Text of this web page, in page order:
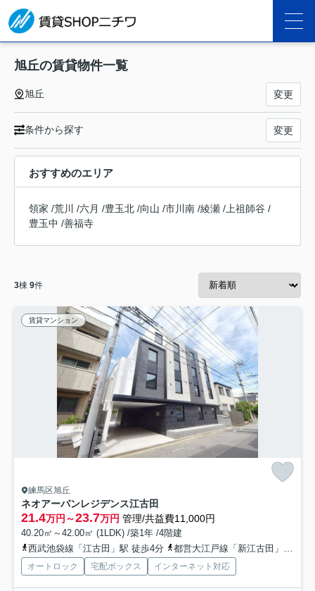
旭丘の賃貸物件一覧
旭丘 変更
条件から探す 変更
おすすめのエリア
領家 /荒川 /六月 /豊玉北 /向山 /市川南 /綾瀬 / 上祖師谷 /
豊玉中 /善福寺
3棟 9件
賃貸マンション
練馬区旭丘
ネオアーバンレジデンス江古田
21.4万円～23.7万円 管理/共益費11,000円
40.20㎡～42.00㎡ (1LDK) /築1年 /4階建
西武池袋線「江古田」駅 徒歩4分
都営大江戸線「新江古田」駅 徒歩5分
オートロック 宅配ボックス インターネット対応